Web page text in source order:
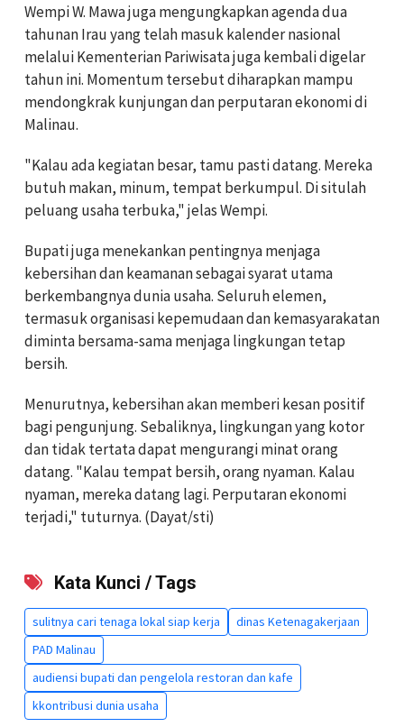
Wempi W. Mawa juga mengungkapkan agenda dua
tahunan Irau yang telah masuk kalender nasional
melalui Kementerian Pariwisata juga kembali digelar
tahun ini. Momentum tersebut diharapkan mampu
mendongkrak kunjungan dan perputaran ekonomi di
Malinau.
"Kalau ada kegiatan besar, tamu pasti datang. Mereka
butuh makan, minum, tempat berkumpul. Di situlah
peluang usaha terbuka," jelas Wempi.
Bupati juga menekankan pentingnya menjaga
kebersihan dan keamanan sebagai syarat utama
berkembangnya dunia usaha. Seluruh elemen,
termasuk organisasi kepemudaan dan kemasyarakatan
diminta bersama-sama menjaga lingkungan tetap
bersih.
Menurutnya, kebersihan akan memberi kesan positif
bagi pengunjung. Sebaliknya, lingkungan yang kotor
dan tidak tertata dapat mengurangi minat orang
datang. "Kalau tempat bersih, orang nyaman. Kalau
nyaman, mereka datang lagi. Perputaran ekonomi
terjadi," tuturnya. (Dayat/sti)
Kata Kunci / Tags
sulitnya cari tenaga lokal siap kerja
dinas Ketenagakerjaan
PAD Malinau
audiensi bupati dan pengelola restoran dan kafe
kkontribusi dunia usaha